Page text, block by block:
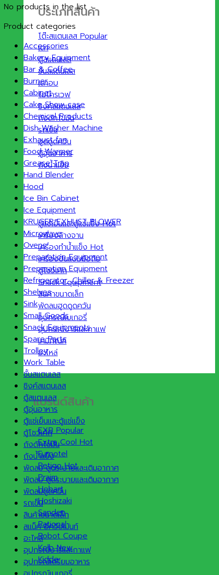
ประเภทสินค้า
โต๊ะสแตนเลส
เตา
ตู้สแตนเลส
ชั้นสแตนเลส
เตาอบ
ไมโครเวฟ
ซิงค์สแตนเลส
ถังดักไขมัน
รถเข็น
ฮูดดูดควัน
ตู้อุ่นอาหาร
ถังน้ำแข็ง
ตู้แช่เย็นและตู้แช่แข็ง
เครื่องล้างจาน
เครื่องทำน้ำแข็ง
เครื่องปั่นแบบมือถือ
ตู้โชว์เค้ก
Snack Equipment
สินค้าขนาดเล็ก
พัดลมฮูดดูดควัน
อุปกรณ์เบเกอรี่
อุปกรณ์บาร์และกาแฟ
เคมีภัณฑ์
อะไหล่
แบรนด์สินค้า
EXB
Extra Cool
Furnotel
Retigo
Praim
Hobart
Hoshizaki
Sanden
Rational
Robot Coupe
Kolb
Kidde
No products in the list
Product categories
Accessories
Bakery Equipment
Bar & Coffee
Burner
Cabinet
Cake Show case
Chemical Products
Dish Washer Machine
Exhaust fan
Food Warmer
Grease Trap
Hand Blender
Hood
Ice Bin Cabinet
Ice Equipment
KRUGER EXHUST BLOWER
Microwave
Ovens
Preparation Equipment
Preparation Equipment
Refrigerator ,Chiller & Freezer
Shelves
Sink
Small Goods
Snack Equipments
Spare Parts
Trolley
Work Table
ชั้นสแตนเลส
ซิงค์สแตนเลส
ตู้สแตนเลส
ตู้อุ่นอาหาร
ตู้แช่เย็นและตู้แช่แข็ง
ตู้โชว์เค้ก
ถังดักไขมัน
ถังน้ำแข็ง
พัดลม ดูดระบายและเติมอากาศ
พัดลม ดูดระบายและเติมอากาศ
พัดลมดูดควัน
รถเข็น
สินค้าขนาดเล็ก
สแน็ค อีควิปเม้นท์
อะไหล่
อุปกรณ์บาร์และกาแฟ
อุปกรณ์เตรียมอาหาร